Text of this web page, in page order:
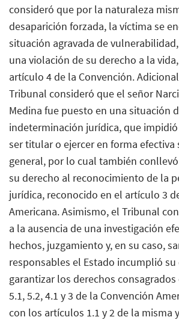
consideró que por la naturaleza
desaparición forzada, la víctima se
situación agravada de
una violación de su derecho a la
artículo 4 de la Convención.
Tribunal consideró que el señor
Medina fue puesto en una situación
indeterminación jurídica, que
ser titular o ejercer en forma efectiva
general, por lo cual también
su derecho al reconocimiento de la
jurídica, reconocido en el artículo 3
Americana. Asimismo, el Tribunal
a la ausencia de una investigación
hechos, juzgamiento y, en su caso,
responsables el Estado incumplió su
garantizar los derechos
5.1, 5.2, 4.1 y 3 de la Convención
con los artículos 1.1 y 2 de la misma